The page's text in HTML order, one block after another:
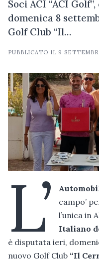
Soci ACI “ACI
domenica 8
Golf Club “Il…
PUBBLICATO IL 9
L’
campo’
l’unica in
Italiano
è disputata ieri,
nuovo Golf Club “Il